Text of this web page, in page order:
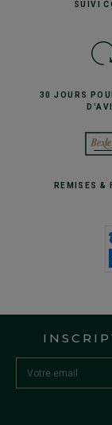
SUIVI
30 JOURS
REMISES&